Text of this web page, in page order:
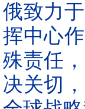
俄致力
挥中心
殊责任
决关切